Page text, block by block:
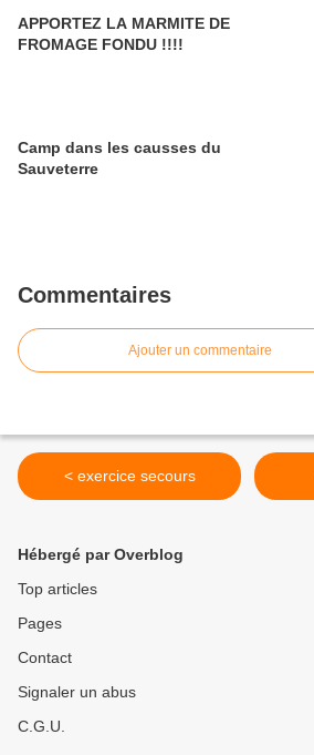
APPORTEZ LA MARMITE DE
FROMAGE FONDU !!!!
Camp dans les causses du
Sauveterre
Commentaires
Ajouter un commentaire
< exercice secours
Hébergé par Overblog
Top articles
Pages
Contact
Signaler un abus
C.G.U.